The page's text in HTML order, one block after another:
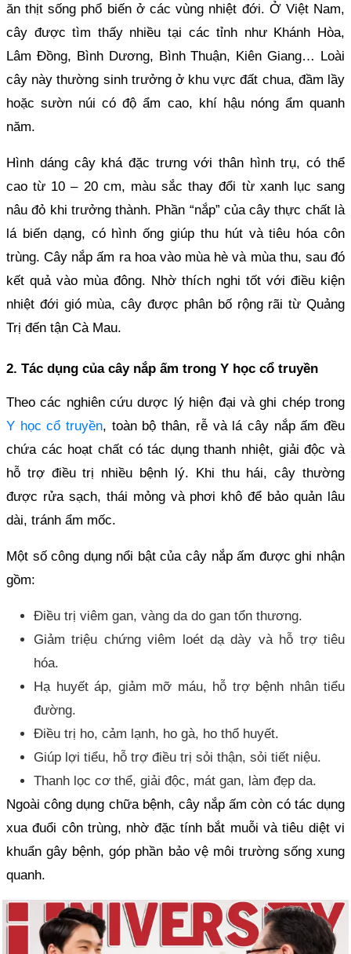
ăn thịt sống phổ biến ở các vùng nhiệt đới. Ở Việt Nam,
cây được tìm thấy nhiều tại các tỉnh như Khánh Hòa,
Lâm Đồng, Bình Dương, Bình Thuận, Kiên Giang… Loài
cây này thường sinh trưởng ở khu vực đất chua, đầm lầy
hoặc sườn núi có độ ẩm cao, khí hậu nóng ẩm quanh
năm.
Hình dáng cây khá đặc trưng với thân hình trụ, có thể
cao từ 10 – 20 cm, màu sắc thay đổi từ xanh lục sang
nâu đỏ khi trưởng thành. Phần “nắp” của cây thực chất là
lá biến dạng, có hình ống giúp thu hút và tiêu hóa côn
trùng. Cây nắp ấm ra hoa vào mùa hè và mùa thu, sau đó
kết quả vào mùa đông. Nhờ thích nghi tốt với điều kiện
nhiệt đới gió mùa, cây được phân bố rộng rãi từ Quảng
Trị đến tận Cà Mau.
2. Tác dụng của cây nắp ấm trong Y học cổ truyền
Theo các nghiên cứu dược lý hiện đại và ghi chép trong
Y học cổ truyền, toàn bộ thân, rễ và lá cây nắp ấm đều
chứa các hoạt chất có tác dụng thanh nhiệt, giải độc và
hỗ trợ điều trị nhiều bệnh lý. Khi thu hái, cây thường
được rửa sạch, thái mỏng và phơi khô để bảo quản lâu
dài, tránh ẩm mốc.
Một số công dụng nổi bật của cây nắp ấm được ghi nhận
gồm:
Điều trị viêm gan, vàng da do gan tổn thương.
Giảm triệu chứng viêm loét dạ dày và hỗ trợ tiêu
hóa.
Hạ huyết áp, giảm mỡ máu, hỗ trợ bệnh nhân tiểu
đường.
Điều trị ho, cảm lạnh, ho gà, ho thổ huyết.
Giúp lợi tiểu, hỗ trợ điều trị sỏi thận, sỏi tiết niệu.
Thanh lọc cơ thể, giải độc, mát gan, làm đẹp da.
Ngoài công dụng chữa bệnh, cây nắp ấm còn có tác dụng
xua đuổi côn trùng, nhờ đặc tính bắt muỗi và tiêu diệt vi
khuẩn gây bệnh, góp phần bảo vệ môi trường sống xung
quanh.